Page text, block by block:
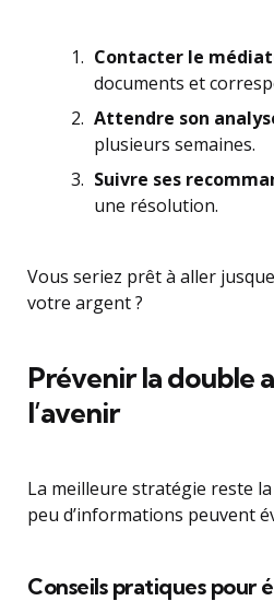
Contacter le
documents et
Attendre son
plusieurs semaines.
Suivre ses
une résolution.
Vous seriez prêt à aller
votre argent ?
Prévenir la double
l’avenir
La meilleure stratégie reste
peu d’informations peuvent
Conseils pratiques pour